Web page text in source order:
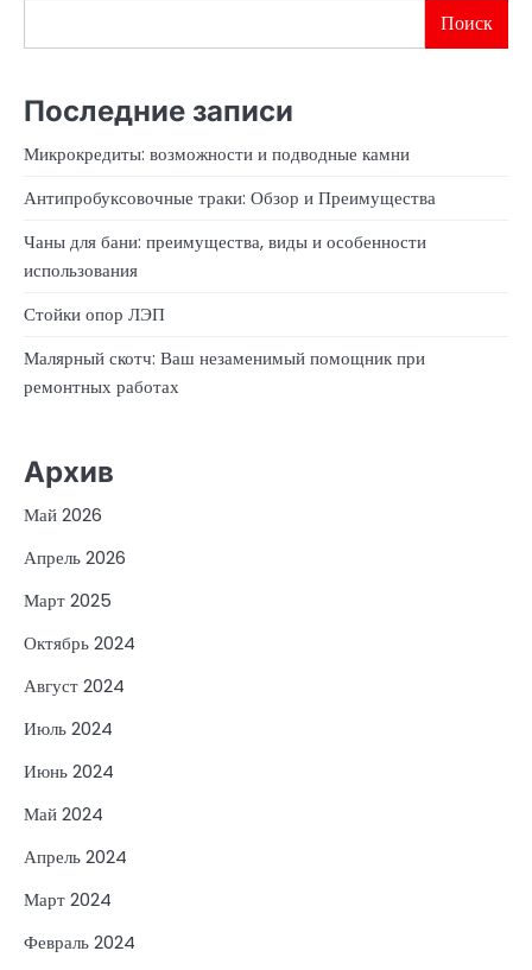
Поиск
Последние записи
Микрокредиты: возможности и подводные камни
Антипробуксовочные траки: Обзор и Преимущества
Чаны для бани: преимущества, виды и особенности
использования
Стойки опор ЛЭП
Малярный скотч: Ваш незаменимый помощник при
ремонтных работах
Архив
Май 2026
Апрель 2026
Март 2025
Октябрь 2024
Август 2024
Июль 2024
Июнь 2024
Май 2024
Апрель 2024
Март 2024
Февраль 2024